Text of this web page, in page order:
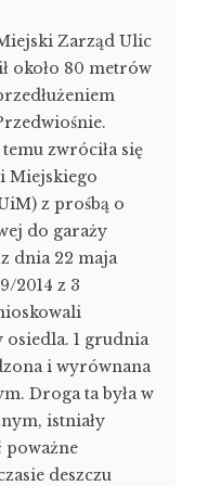
Zarząd Ulic
około 80 metrów
zwróciła się
Miejskiego
z prośbą o
do garaży
dnia 22 maja
2014 z 3
1 grudnia
i wyrównana
Droga ta była w
istniały
poważne
deszczu